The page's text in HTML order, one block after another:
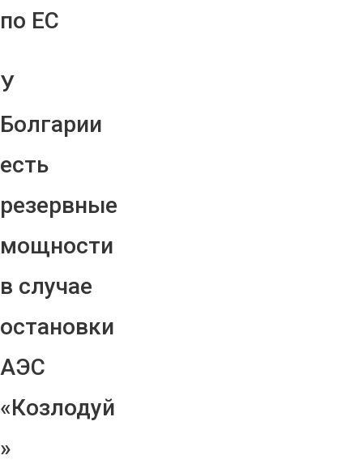
по ЕС
У
Болгарии
есть
резервные
мощности
в случае
остановки
АЭС
«Козлодуй
»